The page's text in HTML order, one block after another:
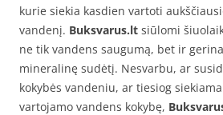
kurie siekia kasdien vartoti
vandenį. Buksvarus.lt siūlomi
ne tik vandens saugumą, bet ir
mineralinę sudėtį. Nesvarbu, ar
kokybės vandeniu, ar tiesiog
vartojamo vandens kokybę,